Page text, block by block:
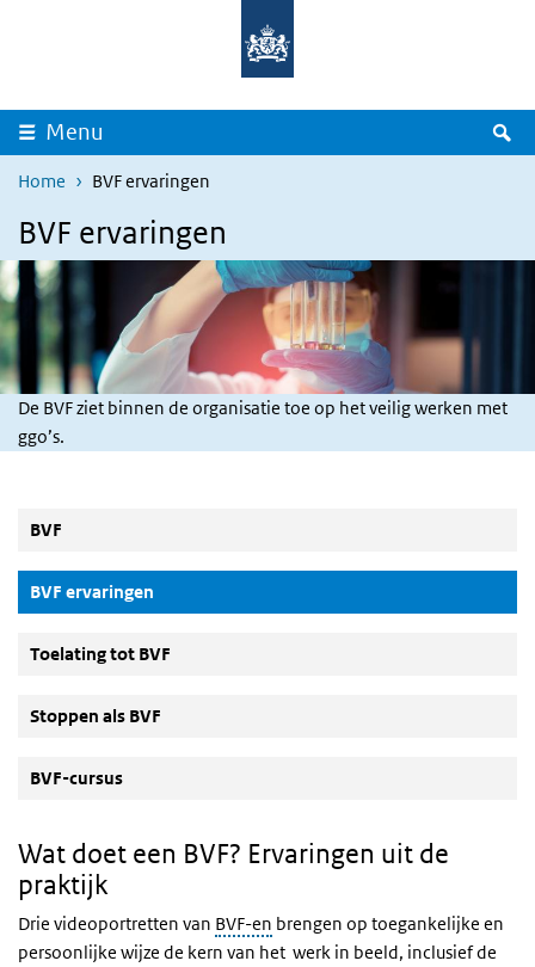
Overslaan en naar de inhoud gaan
Menu
Home BVF ervaringen
BVF ervaringen
De BVF ziet binnen de organisatie toe op het veilig werken met
ggo’s.
BVF
BVF ervaringen
Toelating tot BVF
Stoppen als BVF
BVF-cursus
Wat doet een BVF? Ervaringen uit de
praktijk
Drie videoportretten van BVF-en brengen op toegankelijke en
persoonlijke wijze de kern van het werk in beeld, inclusief de